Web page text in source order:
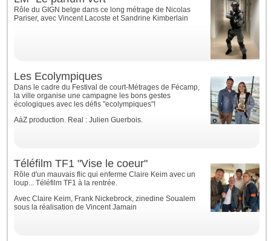
Rôle du GIGN belge dans ce long métrage de Nicolas
Pariser, avec Vincent Lacoste et Sandrine Kimberlain
Les Ecolympiques
Dans le cadre du Festival de court-Métrages de Fécamp,
la ville organise une campagne les bons gestes
écologiques avec les défis "ecolympiques"!
AàZ production. Real : Julien Guerbois.
Téléfilm TF1 "Vise le coeur"
Rôle d'un mauvais flic qui enferme Claire Keim avec un
loup... Téléfilm TF1 à la rentrée.
Avec Claire Keim, Frank Nickebrock, zinedine Soualem
sous la réalisation de Vincent Jamain